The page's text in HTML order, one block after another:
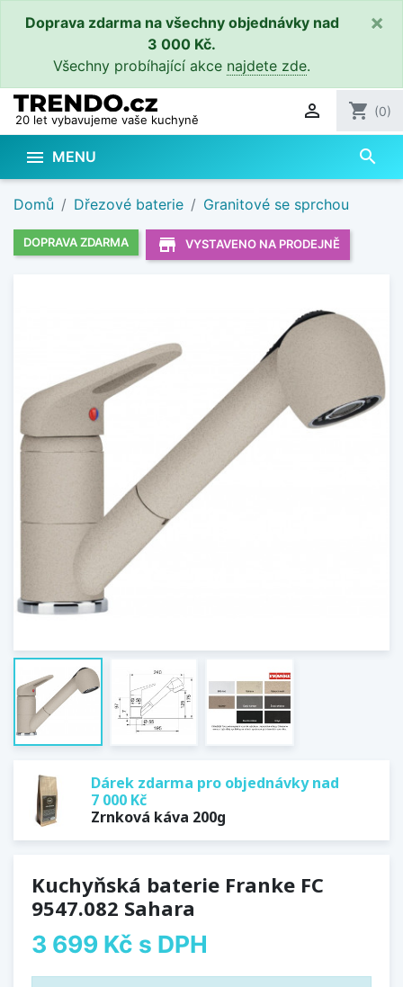
Doprava zdarma na všechny objednávky nad
3 000 Kč.
Všechny probíhající akce najdete zde.
×
20 let vybavujeme vaše kuchyně  shopping_cart (0)
 MENU search
Domů Dřezové baterie Granitové se sprchou
DOPRAVA ZDARMA store_mall_directory VYSTAVENO NA PRODEJNĚ
Dárek zdarma pro objednávky nad
7 000 Kč
Zrnková káva 200g
Kuchyňská baterie Franke FC
9547.082 Sahara
3 699 Kč s DPH